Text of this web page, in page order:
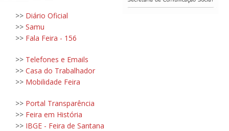
>> Diário Oficial
>> Samu
>> Fala Feira - 156
>> Telefones e Emails
>> Casa do Trabalhador
>> Mobilidade Feira
>> Portal Transparência
>> Feira em História
>> IBGE - Feira de Santana